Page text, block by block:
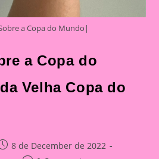
a Copa do Mundo|
a Copa do
Velha Copa do
8 de December de 2022